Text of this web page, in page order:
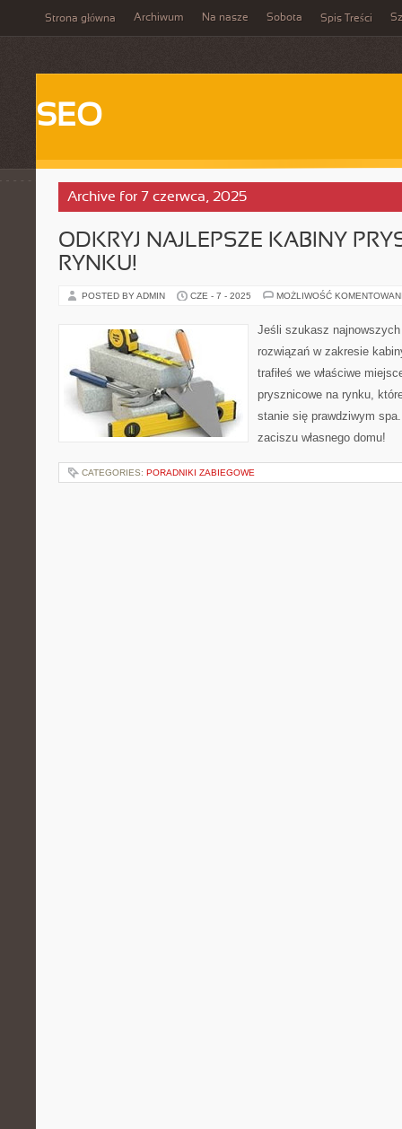
Strona główna Archiwum Na nasze Sobota Spis Treści
SEO
Archive for 7 czerwca, 2025
ODKRYJ NAJLEPSZE KABINY
RYNKU!
POSTED BY ADMIN CZE - 7 - 2025 MOŻLIWOŚĆ
Jeśli szukasz
rozwiązań w zakresie
trafiłeś we właściwe
prysznicowe na rynku,
stanie się prawdziwym
zaciszu własnego domu!
CATEGORIES: PORADNIKI ZABIEGOWE